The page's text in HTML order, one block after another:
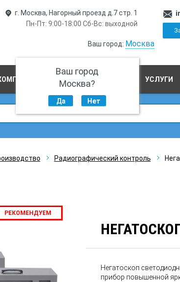
г. Москва, Нагорный проезд д.7 стр. 1
Пн-Пт: 9:00-18:00 Сб-Вс: выходной
Ваш город: Москва
Ваш город
Москва?
Да Нет
ПРОИЗВОДСТВО УСЛУГИ
Радиографический контроль
РЕКОМЕНДУЕМ
Негатоскоп
прибор повышенной